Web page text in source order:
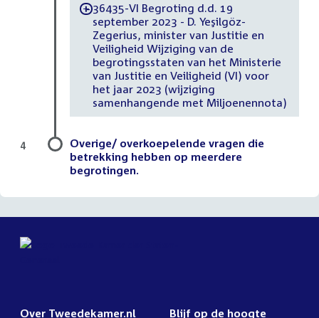
-36435-VI Begroting d.d. 19
september 2023 - D. Yeşilgöz-
Zegerius, minister van Justitie en
Veiligheid Wijziging van de
begrotingsstaten van het Ministerie
van Justitie en Veiligheid (VI) voor
het jaar 2023 (wijziging
samenhangende met Miljoenennota)
Overige/ overkoepelende vragen die
betrekking hebben op meerdere
begrotingen.
4
Over Tweedekamer.nl Blijf op de hoogte